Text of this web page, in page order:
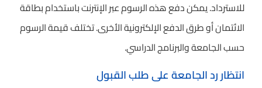
للاسترداد. يمكن دفع هذه الرسوم عبر الإنترنت باستخدام بطاقة
الائتمان أو طرق الدفع الإلكترونية الأخرى. تختلف قيمة الرسوم
حسب الجامعة والبرنامج الدراسي.
انتظار رد الجامعة على طلب القبول